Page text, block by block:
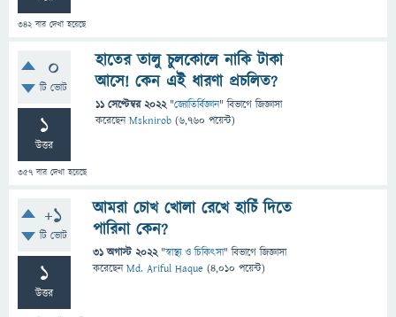
342বার দেখা হয়েছে
0
টি ভোট
1
উত্তর
357 বার দেখা হয়েছে
হাতের তালু চুলকোলে নাকি টাকা
আসে! কেন এই ধারণা প্রচলিত?
11 সেপ্টেম্বর 2022 "জ্যোতির্বিজ্ঞান" বিভাগে জিজ্ঞাসা
করেছেনMsknirob (6,760 পয়েন্ট)
+1
টি ভোট
1
উত্তর
আমরা চোখ খোলা রেখে হাচিঁ দিতে
পারিনা কেন?
31 অগাস্ট 2022 "স্বাস্থ্য ও চিকিৎসা" বিভাগে জিজ্ঞাসা
করেছেনMd. Ariful Haque (4,010 পয়েন্ট)